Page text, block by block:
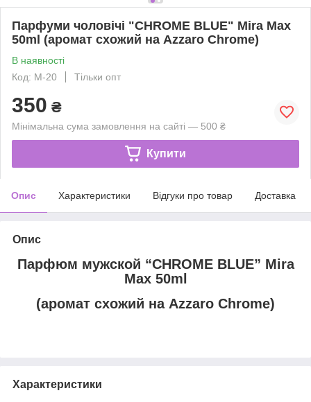
Парфуми чоловічі "CHROME BLUE" Mira Max
50ml (аромат схожий на Azzaro Chrome)
В наявності
Код: М-20
Тільки опт
350 ₴
Мінімальна сума замовлення на сайті — 500 ₴
Купити
Опис Характеристики Відгуки про товар Доставка
Опис
Парфюм мужской “CHROME BLUE” Mira
Max 50ml
(аромат схожий на Azzaro Chrome)
Характеристики